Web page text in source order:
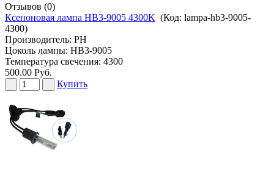
Отзывов (0)
Ксеноновая лампа HB3-9005 4300K (Код: lampa-hb3-9005-
4300)
Производитель: PH
Цоколь лампы: HB3-9005
Температура свечения: 4300
500.00 Руб.
Купить